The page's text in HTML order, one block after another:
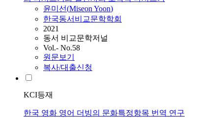
윤미선(MiseonYoon)
한국동서비교문학학회
2021
동서 비교문학저널
Vol.- No.58
원문보기
복사/대출신청
KCI등재
한국 영화 영어 더빙의 문화특정항목 번역 연구